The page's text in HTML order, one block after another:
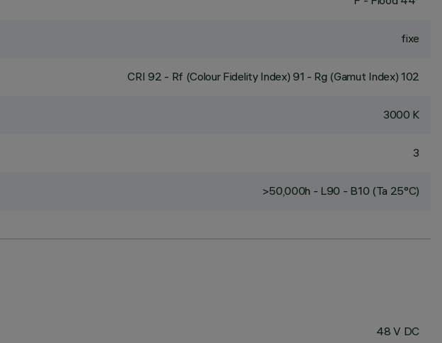
fixe
CRI92 - Rf (Colour Fidelity Index) 91 - Rg (Gamut Index) 102
3000 K
3
>50,000h - L90 - B10 (Ta 25°C)
48 V DC